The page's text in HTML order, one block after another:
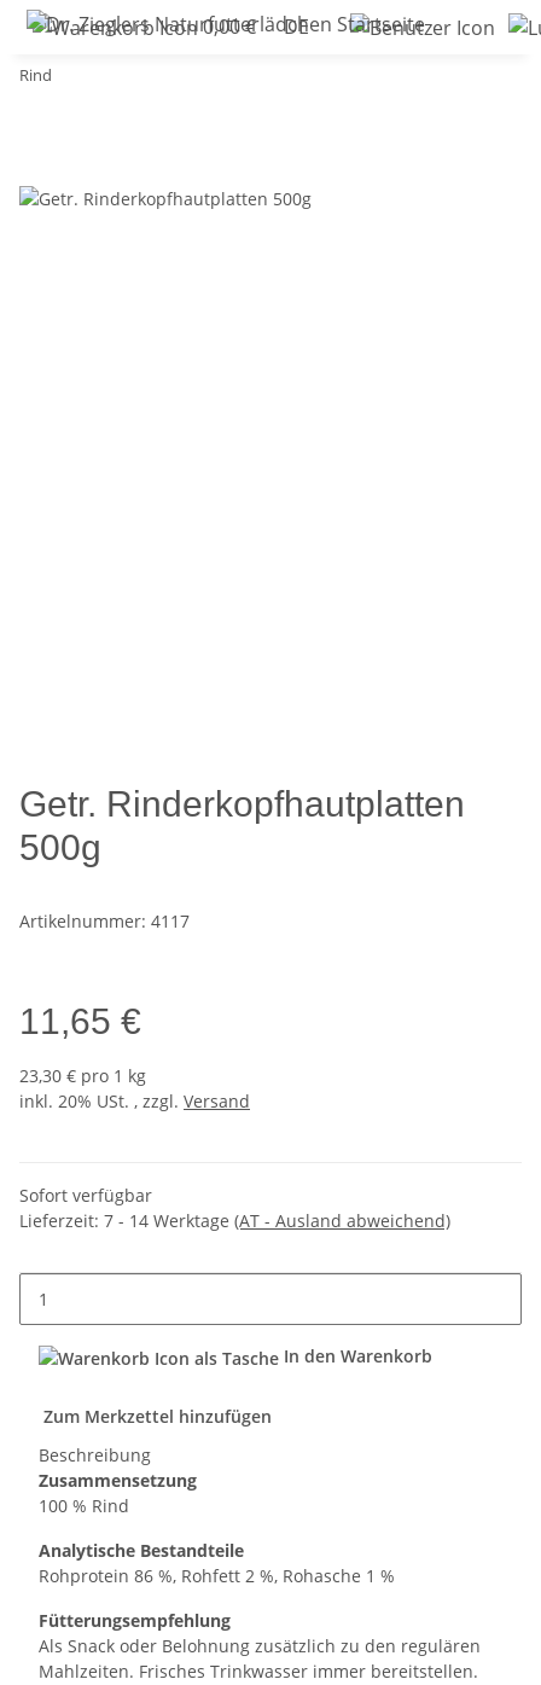
0,00 € DE
Rind
Getr. Rinderkopfhautplatten
500g
Artikelnummer: 4117
11,65 €
23,30 € pro 1 kg
inkl. 20% USt. , zzgl. Versand
Sofort verfügbar
Lieferzeit: 7 - 14 Werktage (AT - Ausland abweichend)
In den Warenkorb
Zum Merkzettel hinzufügen
Beschreibung
Zusammensetzung
100 % Rind
Analytische Bestandteile
Rohprotein 86 %, Rohfett 2 %, Rohasche 1 %
Fütterungsempfehlung
Als Snack oder Belohnung zusätzlich zu den regulären
Mahlzeiten. Frisches Trinkwasser immer bereitstellen.